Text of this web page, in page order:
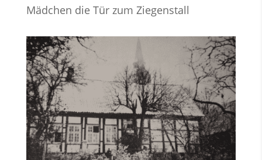
Mädchen die Tür zum Ziegenstall